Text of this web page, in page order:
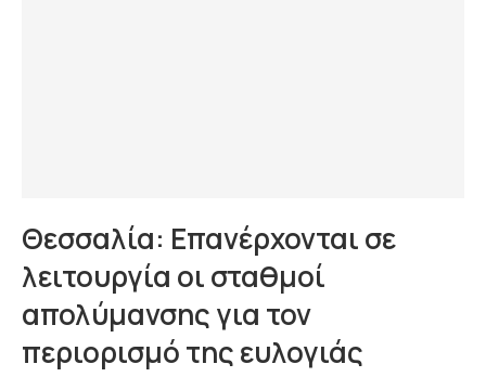
Θεσσαλία: Επανέρχονται σε
λειτουργία οι σταθμοί
απολύμανσης για τον
περιορισμό της ευλογιάς